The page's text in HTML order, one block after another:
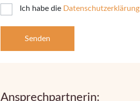
Ich habe die Datenschutzerklärung
Senden
Ansprechpartnerin: